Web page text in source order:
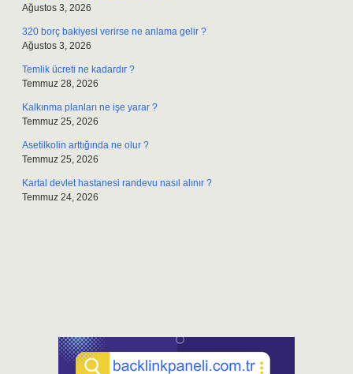
Ağustos 3, 2026
320 borç bakiyesi verirse ne anlama gelir ?
Ağustos 3, 2026
Temlik ücreti ne kadardır ?
Temmuz 28, 2026
Kalkınma planları ne işe yarar ?
Temmuz 25, 2026
Asetilkolin arttığında ne olur ?
Temmuz 25, 2026
Kartal devlet hastanesi randevu nasıl alınır ?
Temmuz 24, 2026